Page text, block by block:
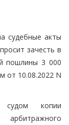
судебные акты
зачесть в
пошлины 3 000
от 10.08.2022 N
судом копии